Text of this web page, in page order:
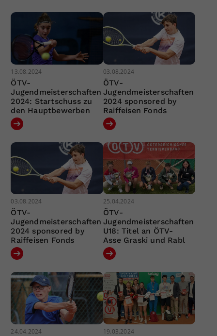
13.08.2024
ÖTV-
Jugendmeisterschaften
2024: Startschuss zu
den Hauptbewerben
03.08.2024
ÖTV-
Jugendmeisterschaften
2024 sponsored by
Raiffeisen Fonds
03.08.2024
ÖTV-
Jugendmeisterschaften
2024 sponsored by
Raiffeisen Fonds
25.04.2024
ÖTV-
Jugendmeisterschaften
U18: Titel an ÖTV-
Asse Graski und Rabl
24.04.2024 19.03.2024